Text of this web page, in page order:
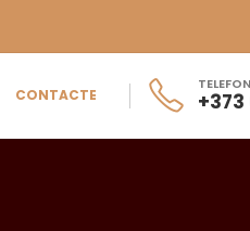
CONTACTE
TELEFON
+373